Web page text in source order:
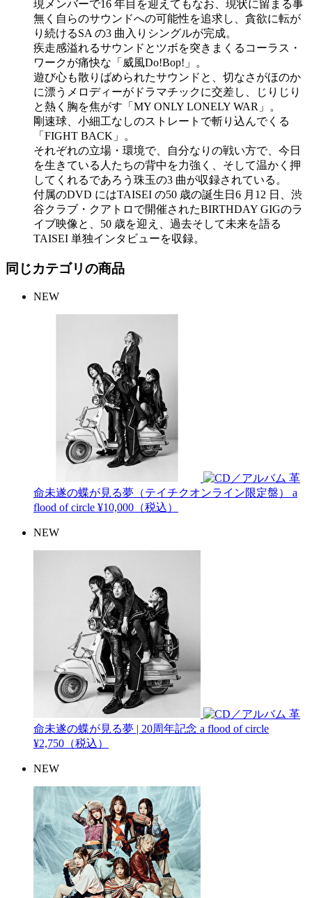
現メンバーで16 年目を迎えてもなお、現状に留まる事
無く自らのサウンドへの可能性を追求し、貪欲に転が
り続けるSA の3 曲入りシングルが完成。
疾走感溢れるサウンドとツボを突きまくるコーラス・
ワークが痛快な「威風Do!Bop!」。
遊び心も散りばめられたサウンドと、切なさがほのか
に漂うメロディーがドラマチックに交差し、じりじり
と熱く胸を焦がす「MY ONLY LONELY WAR」。
剛速球、小細工なしのストレートで斬り込んでくる
「FIGHT BACK」。
それぞれの立場・環境で、自分なりの戦い方で、今日
を生きている人たちの背中を力強く、そして温かく押
してくれるであろう珠玉の3 曲が収録されている。
付属のDVD にはTAISEI の50 歳の誕生日6 月12 日、渋
谷クラブ・クアトロで開催されたBIRTHDAY GIGのラ
イブ映像と、50 歳を迎え、過去そして未来を語る
TAISEI 単独インタビューを収録。
同じカテゴリの商品
NEW
革
命未遂の蝶が見る夢（テイチクオンライン限定盤） a
flood of circle ¥10,000（税込）
NEW
革
命未遂の蝶が見る夢 | 20周年記念 a flood of circle
¥2,750（税込）
NEW